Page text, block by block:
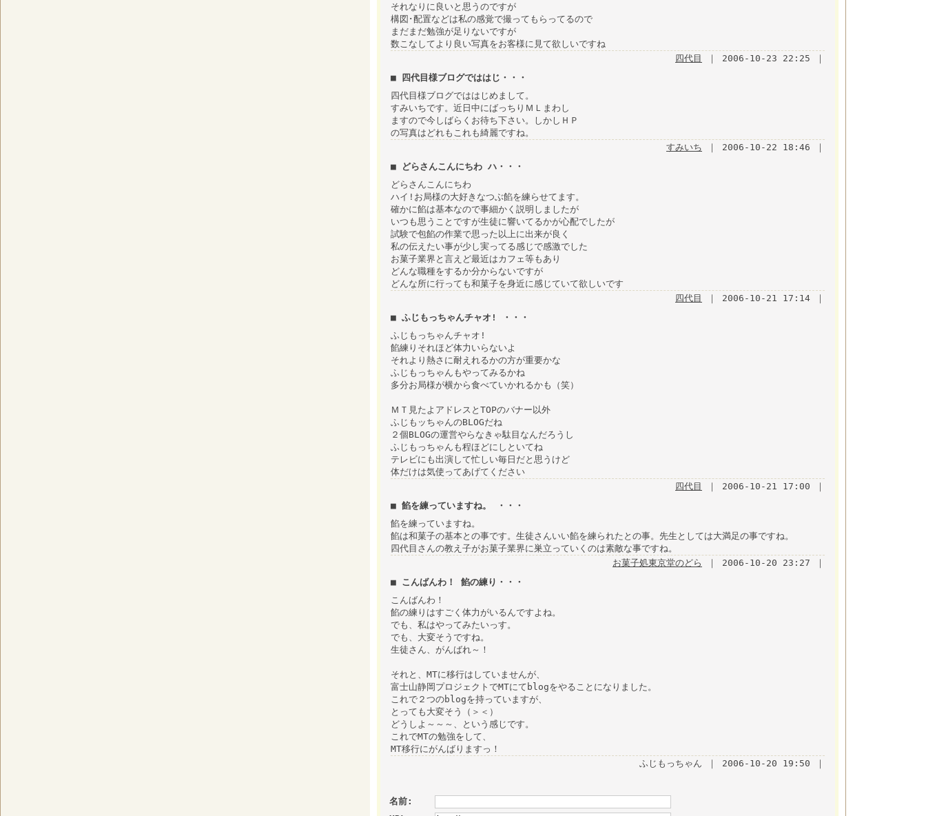
それなりに良いと思うのですが
構図･配置などは私の感覚で撮ってもらってるので
まだまだ勉強が足りないですが
数こなしてより良い写真をお客様に見て欲しいですね
四代目
｜ 2006-10-23 22:25 ｜
■ 四代目様ブログでははじ・・・
四代目様ブログでははじめまして。
すみいちです。近日中にばっちりＭＬまわし
ますので今しばらくお待ち下さい。しかしＨＰ
の写真はどれもこれも綺麗ですね。
すみいち ｜ 2006-10-22 18:46 ｜
■ どらさんこんにちわ ハ・・・
どらさんこんにちわ
ハイ!お局様の大好きなつぶ餡を練らせてます。
確かに餡は基本なので事細かく説明しましたが
いつも思うことですが生徒に響いてるかが心配でしたが
試験で包餡の作業で思った以上に出来が良く
私の伝えたい事が少し実ってる感じで感激でした
お菓子業界と言えど最近はカフェ等もあり
どんな職種をするか分からないですが
どんな所に行っても和菓子を身近に感じていて欲しいです
四代目
｜ 2006-10-21 17:14 ｜
■ ふじもっちゃんチャオ! ・・・
ふじもっちゃんチャオ!
餡練りそれほど体力いらないよ
それより熱さに耐えれるかの方が重要かな
ふじもっちゃんもやってみるかね
多分お局様が横から食べていかれるかも（笑）
ＭＴ見たよアドレスとTOPのバナー以外
ふじもッちゃんのBLOGだね
２個BLOGの運営やらなきゃ駄目なんだろうし
ふじもっちゃんも程ほどにしといてね
テレビにも出演して忙しい毎日だと思うけど
体だけは気使ってあげてください
四代目
｜ 2006-10-21 17:00 ｜
■ 餡を練っていますね。 ・・・
餡を練っていますね。
餡は和菓子の基本との事です。生徒さんいい餡を練られたとの事。先生としては大満足の事ですね。
四代目さんの教え子がお菓子業界に巣立っていくのは素敵な事ですね。
お菓子処東京堂のどら
｜ 2006-10-20 23:27 ｜
■ こんばんわ！ 餡の練り・・・
こんばんわ！
餡の練りはすごく体力がいるんですよね。
でも、私はやってみたいっす。
でも、大変そうですね。
生徒さん、がんばれ～！
それと、MTに移行はしていませんが、
富士山静岡プロジェクトでMTにてblogをやることになりました。
これで２つのblogを持っていますが、
とっても大変そう（＞＜）
どうしよ～～～、という感じです。
これでMTの勉強をして、
MT移行にがんばりますっ！
ふじもっちゃん ｜ 2006-10-20 19:50 ｜
名前: